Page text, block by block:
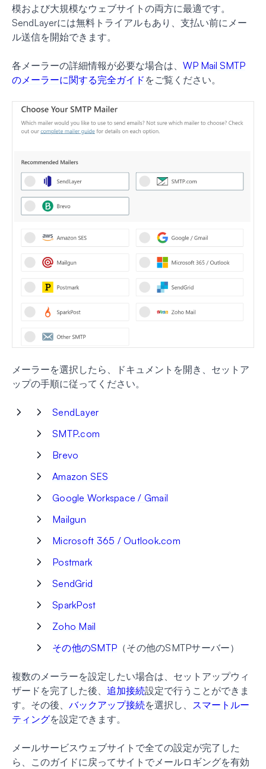
模および大規模なウェブサイトの両方に最適です。
SendLayerには無料トライアルもあり、支払い前にメー
ル送信を開始できます。
各メーラーの詳細情報が必要な場合は、 WP Mail SMTP
のメーラーに関する完全ガイド をご覧ください。
メーラーを選択したら、ドキュメントを開き、セットア
ップの手順に従ってください。
SendLayer
SMTP.com
Brevo
Amazon SES
Google Workspace / Gmail
Mailgun
Microsoft 365 / Outlook.com
Postmark
SendGrid
SparkPost
Zoho Mail
その他のSMTP （その他のSMTPサーバー）
複数のメーラーを設定したい場合は、セットアップウィ
ザードを完了した後、 追加接続設定で行うことができま
す。その後、 バックアップ接続を選択し、 スマートルー
ティングを設定できます。
メールサービスウェブサイトで全ての設定が完了した
ら、このガイドに戻ってサイトでメールロギングを有効